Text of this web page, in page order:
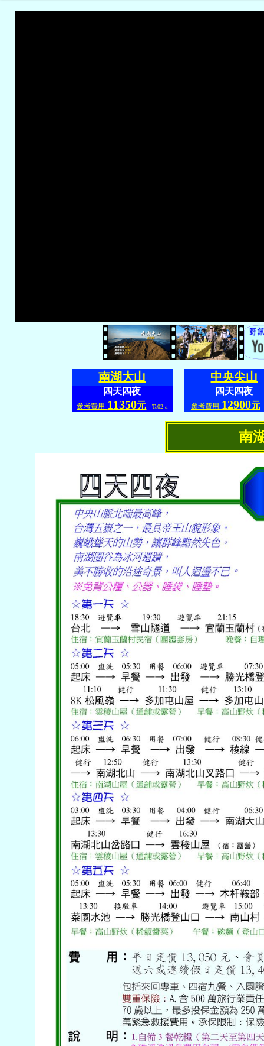
南湖大山
四天四夜
參考費用 11350元 Ta02-a
中央尖山
四天四夜
參考費用 12900元
南